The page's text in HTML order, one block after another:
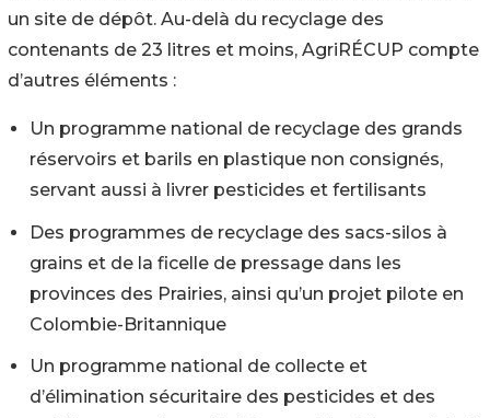
un site de dépôt. Au-delà du recyclage des
contenants de 23 litres et moins, AgriRÉCUP compte
d’autres éléments :
Un programme national de recyclage des grands
réservoirs et barils en plastique non consignés,
servant aussi à livrer pesticides et fertilisants
Des programmes de recyclage des sacs-silos à
grains et de la ficelle de pressage dans les
provinces des Prairies, ainsi qu’un projet pilote en
Colombie-Britannique
Un programme national de collecte et
d’élimination sécuritaire des pesticides et des